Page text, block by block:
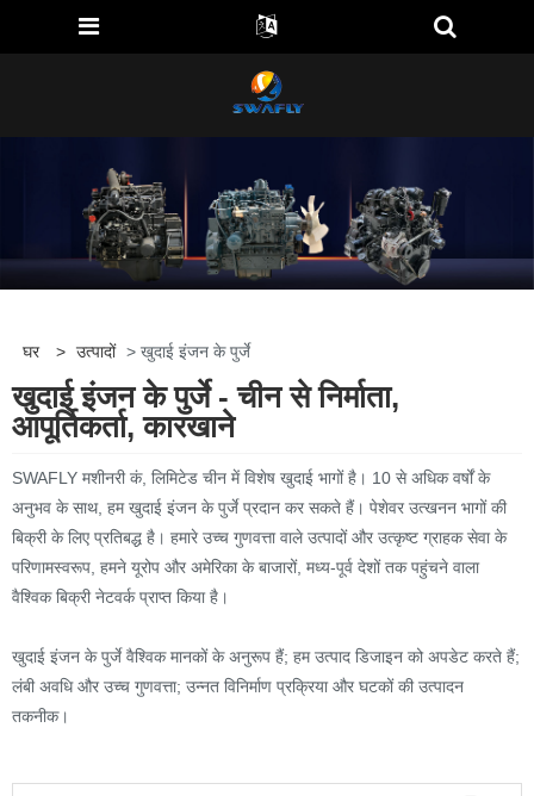
घर > उत्पादों > खुदाई इंजन के पुर्जे
खुदाई इंजन के पुर्जे - चीन से निर्माता,
आपूर्तिकर्ता, कारखाने
SWAFLY मशीनरी कं, लिमिटेड चीन में विशेष खुदाई भागों है। 10 से अधिक वर्षों के
अनुभव के साथ, हम खुदाई इंजन के पुर्जे प्रदान कर सकते हैं। पेशेवर उत्खनन भागों की
बिक्री के लिए प्रतिबद्ध है। हमारे उच्च गुणवत्ता वाले उत्पादों और उत्कृष्ट ग्राहक सेवा के
परिणामस्वरूप, हमने यूरोप और अमेरिका के बाजारों, मध्य-पूर्व देशों तक पहुंचने वाला
वैश्विक बिक्री नेटवर्क प्राप्त किया है।
खुदाई इंजन के पुर्जे वैश्विक मानकों के अनुरूप हैं; हम उत्पाद डिजाइन को अपडेट करते हैं;
लंबी अवधि और उच्च गुणवत्ता; उन्नत विनिर्माण प्रक्रिया और घटकों की उत्पादन
तकनीक।